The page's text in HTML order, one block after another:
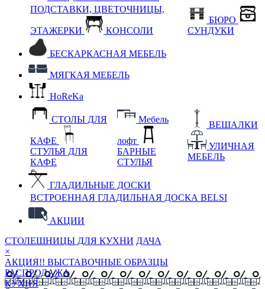
ПОДСТАВКИ, ЦВЕТОЧНИЦЫ,
ЭТАЖЕРКИ КОНСОЛИ
БЮРО
СУНДУКИ
БЕСКАРКАСНАЯ МЕБЕЛЬ
МЯГКАЯ МЕБЕЛЬ
HoReKa
СТОЛЫ ДЛЯ
КАФЕ
СТУЛЬЯ ДЛЯ
КАФЕ
Мебель
лофт
БАРНЫЕ
СТУЛЬЯ
ВЕШАЛКИ
УЛИЧНАЯ
МЕБЕЛЬ
ГЛАДИЛЬНЫЕ ДОСКИ
ВСТРОЕННАЯ ГЛАДИЛЬНАЯ ДОСКА BELSI
АКЦИИ
СТОЛЕШНИЦЫ ДЛЯ КУХНИ ДАЧА
×
АКЦИЯ!! ВЫСТАВОЧНЫЕ ОБРАЗЦЫ
РАСПРОДАЖА
КУХНЯ